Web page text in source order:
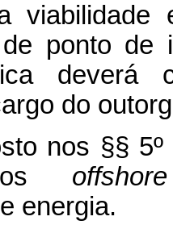
viabilidade
de ponto
deverá
do
nos §§
offshore
energia.